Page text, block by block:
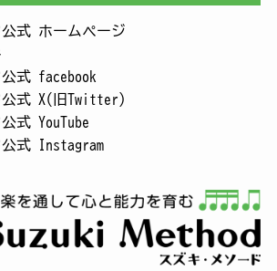
式 ホームページ
式 facebook
公式 X(旧Twitter)
式 YouTube
公式 Instagram